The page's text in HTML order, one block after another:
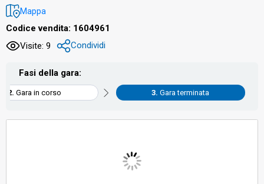
Mappa
Codice vendita: 1604961
Visite: 9
Condividi
Fasi della gara:
Gara in corso Gara terminata